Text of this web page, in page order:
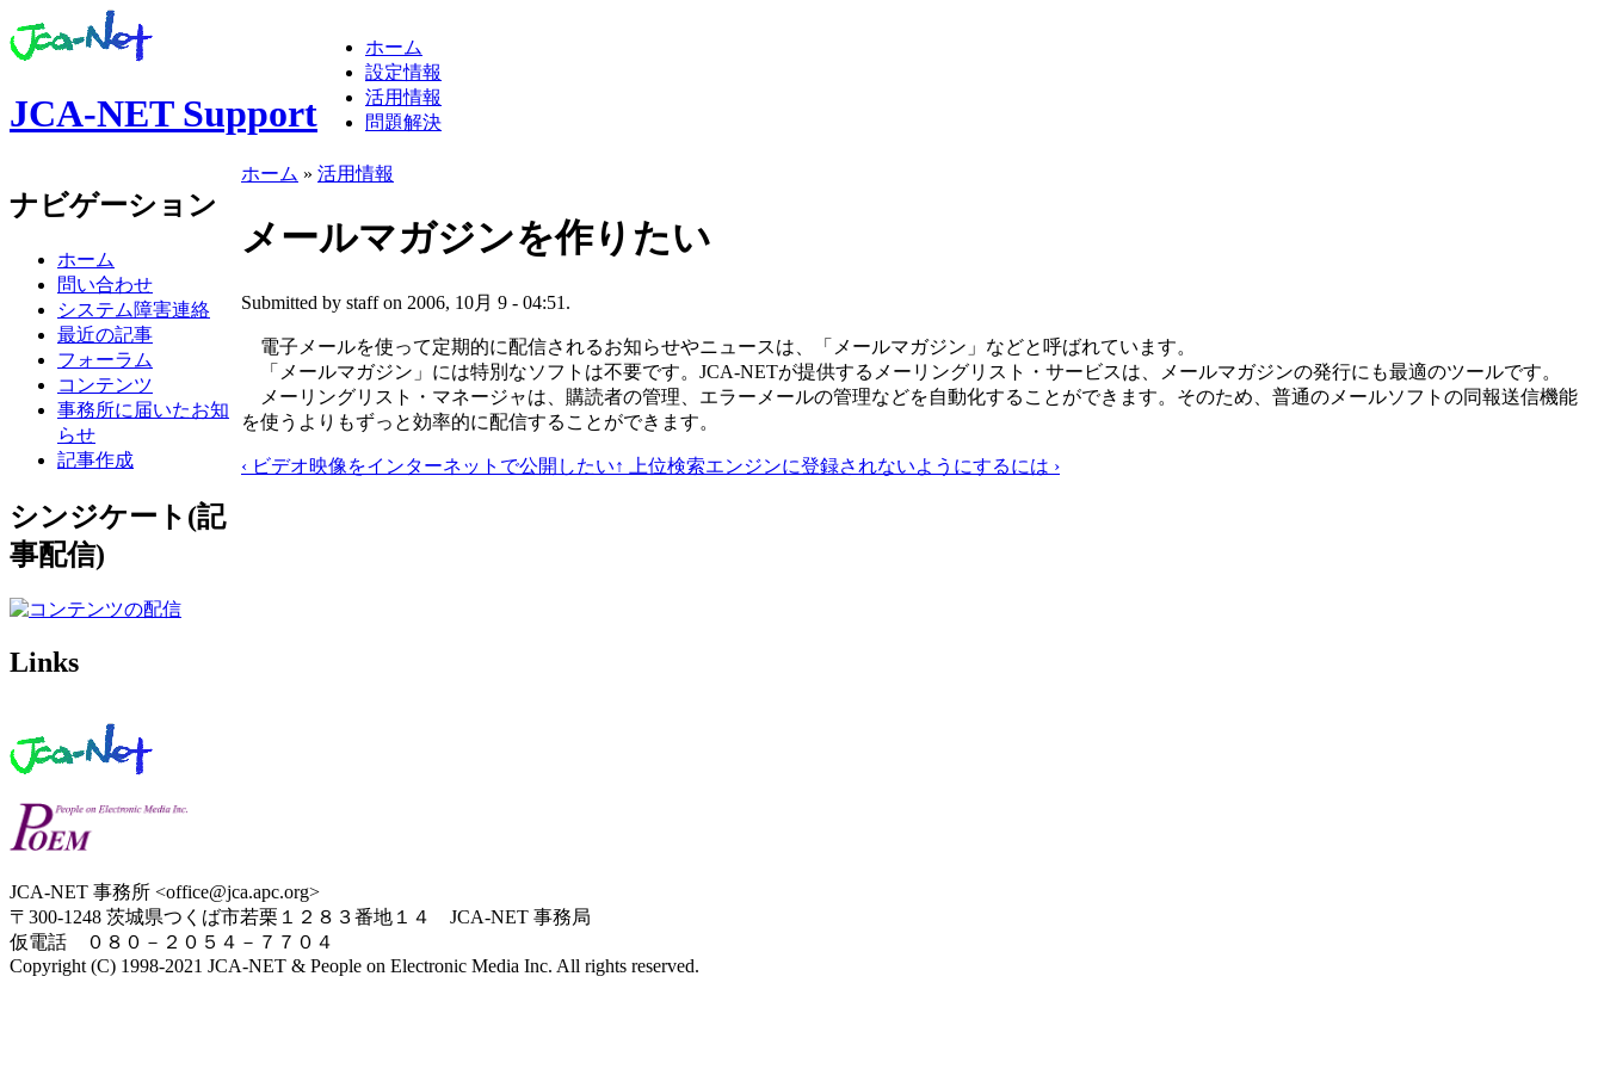
JCA-NET Support
ホーム
設定情報
活用情報
問題解決
ナビゲーション
ホーム
問い合わせ
システム障害連絡
最近の記事
フォーラム
コンテンツ
事務所に届いたお知
らせ
記事作成
シンジケート(記
事配信)
Links
ホーム » 活用情報
メールマガジンを作りたい
Submitted by staff on 2006, 10月 9 - 04:51.
電子メールを使って定期的に配信されるお知らせやニュースは、「メールマガジン」などと呼ばれています。
「メールマガジン」には特別なソフトは不要です。JCA-NETが提供するメーリングリスト・サービスは、メールマガジンの発行にも最適のツールです。
メーリングリスト・マネージャは、購読者の管理、エラーメールの管理などを自動化することができます。そのため、普通のメールソフトの同報送信機能
を使うよりもずっと効率的に配信することができます。
‹ ビデオ映像をインターネットで公開したい↑ 上位検索エンジンに登録されないようにするには ›
JCA-NET 事務所 <office@jca.apc.org>
〒300-1248 茨城県つくば市若栗１２８３番地１４ JCA-NET 事務局
仮電話 ０８０－２０５４－７７０４
Copyright (C) 1998-2021 JCA-NET & People on Electronic Media Inc. All rights reserved.